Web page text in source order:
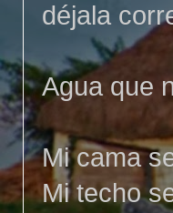
déjala
Agua que
Mi cama
Mi techo